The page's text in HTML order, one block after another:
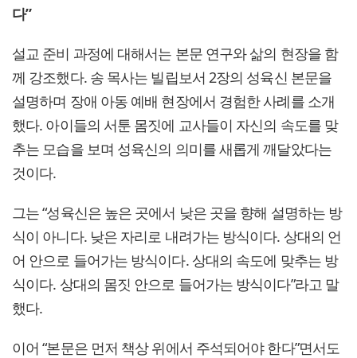
다”
설교 준비 과정에 대해서는 본문 연구와 삶의 현장을 함
께 강조했다. 송 목사는 빌립보서 2장의 성육신 본문을
설명하며 장애 아동 예배 현장에서 경험한 사례를 소개
했다. 아이들의 서툰 몸짓에 교사들이 자신의 속도를 맞
추는 모습을 보며 성육신의 의미를 새롭게 깨달았다는
것이다.
그는 “성육신은 높은 곳에서 낮은 곳을 향해 설명하는 방
식이 아니다. 낮은 자리로 내려가는 방식이다. 상대의 언
어 안으로 들어가는 방식이다. 상대의 속도에 맞추는 방
식이다. 상대의 몸짓 안으로 들어가는 방식이다”라고 말
했다.
이어 “본문은 먼저 책상 위에서 주석되어야 한다”면서도